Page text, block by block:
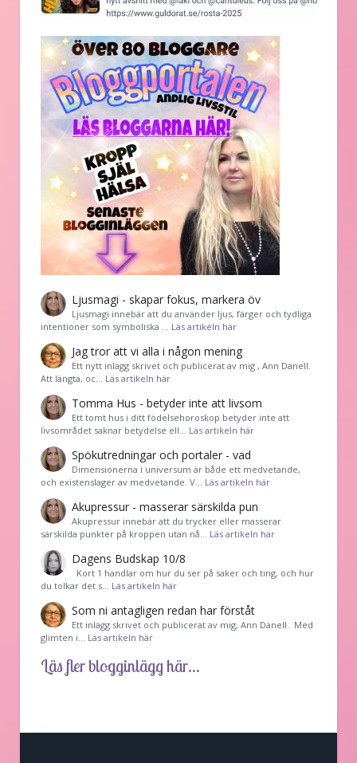
Ljusmagi - skapar fokus, markera öv
Ljusmagi innebär att du använder ljus, färger och tydliga
intentioner som symboliska … Läs artikeln här
Jag tror att vi alla i någon mening
Ett nytt inlägg skrivet och publicerat av mig , Ann Danell.
Att längta, oc… Läs artikeln här
Tomma Hus - betyder inte att livsom
Ett tomt hus i ditt födelsehoroskop betyder inte att
livsområdet saknar betydelse ell… Läs artikeln här
Spökutredningar och portaler - vad
Dimensionerna i universum är både ett medvetande,
och existenslager av medvetande. V… Läs artikeln här
Akupressur - masserar särskilda pun
Akupressur innebär att du trycker eller masserar
särskilda punkter på kroppen utan nå… Läs artikeln här
Dagens Budskap 10/8
Kort 1 handlar om hur du ser på saker och ting, och hur
du tolkar det s… Läs artikeln här
Som ni antagligen redan har förståt
Ett inlägg skrivet och publicerat av mig, Ann Danell. Med
glimten i… Läs artikeln här
Läs fler blogginlägg här...